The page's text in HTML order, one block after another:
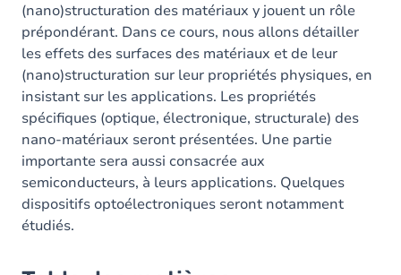
(nano)structuration des matériaux y jouent un rôle
prépondérant. Dans ce cours, nous allons détailler
les effets des surfaces des matériaux et de leur
(nano)structuration sur leur propriétés physiques, en
insistant sur les applications. Les propriétés
spécifiques (optique, électronique, structurale) des
nano-matériaux seront présentées. Une partie
importante sera aussi consacrée aux
semiconducteurs, à leurs applications. Quelques
dispositifs optoélectroniques seront notamment
étudiés.